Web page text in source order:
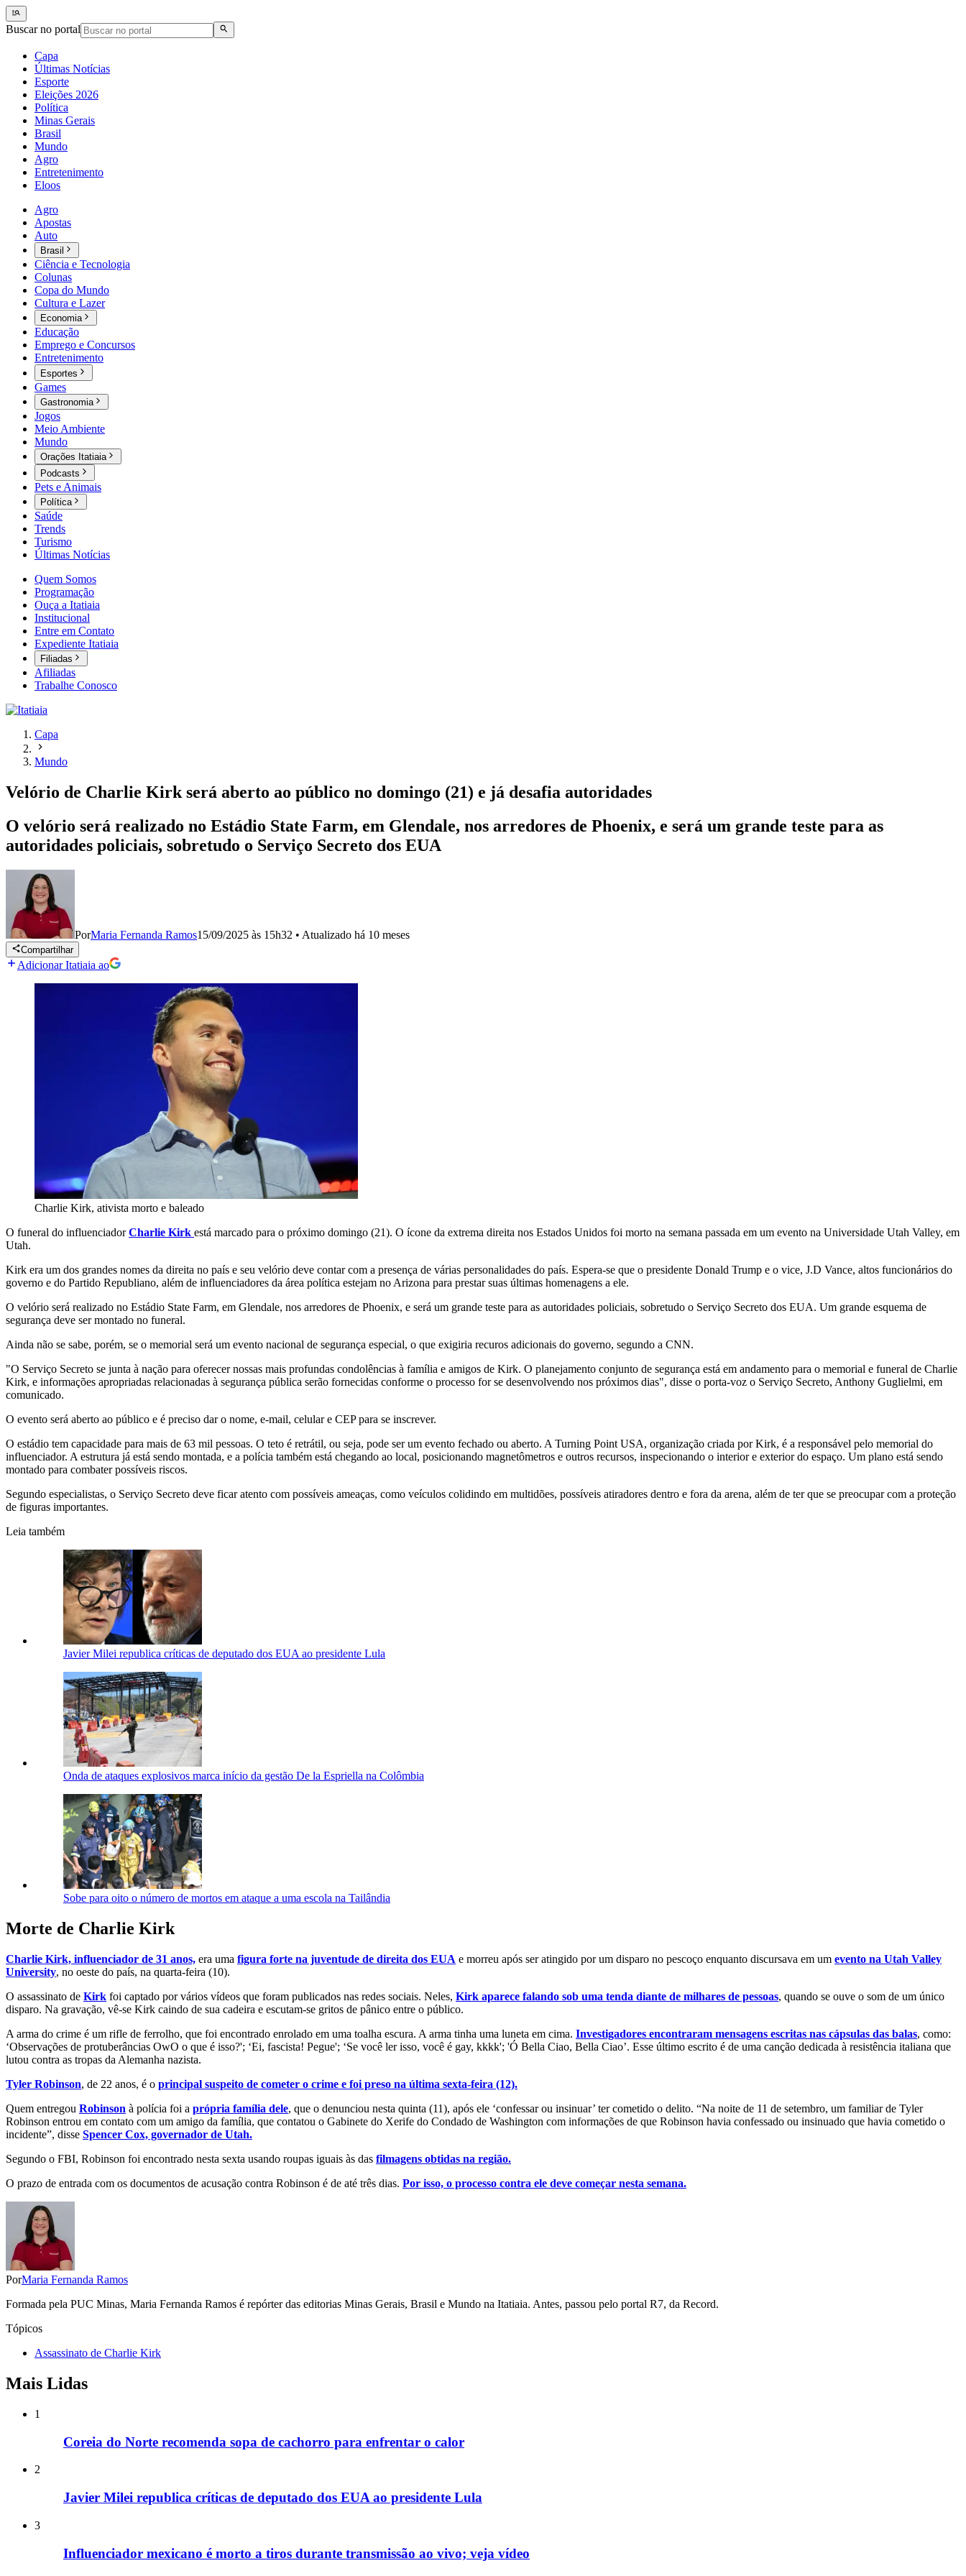
Buscar no portal
Capa
Últimas Notícias
Esporte
Eleições 2026
Política
Minas Gerais
Brasil
Mundo
Agro
Entretenimento
Eloos
Agro
Apostas
Auto
Brasil
Ciência e Tecnologia
Colunas
Copa do Mundo
Cultura e Lazer
Economia
Educação
Emprego e Concursos
Entretenimento
Esportes
Games
Gastronomia
Jogos
Meio Ambiente
Mundo
Orações Itatiaia
Podcasts
Pets e Animais
Política
Saúde
Trends
Turismo
Últimas Notícias
Quem Somos
Programação
Ouça a Itatiaia
Institucional
Entre em Contato
Expediente Itatiaia
Filiadas
Afiliadas
Trabalhe Conosco
Capa
Mundo
Velório de Charlie Kirk será aberto ao público no domingo (21) e já desafia autoridades
O velório será realizado no Estádio State Farm, em Glendale, nos arredores de Phoenix, e será um grande teste para as
autoridades policiais, sobretudo o Serviço Secreto dos EUA
PorMaria Fernanda Ramos15/09/2025 às 15h32 • Atualizado há 10 meses
Compartilhar
Adicionar Itatiaia ao
Charlie Kirk, ativista morto e baleado
O funeral do influenciadorCharlie Kirk está marcado para o próximo domingo (21). O ícone da extrema direita nos Estados Unidos foi morto na semana passada em um evento na Universidade Utah Valley, em
Utah.
Kirk era um dos grandes nomes da direita no país e seu velório deve contar com a presença de várias personalidades do país. Espera-se que o presidente Donald Trump e o vice, J.D Vance, altos funcionários do
governo e do Partido Republiano, além de influenciadores da área política estejam no Arizona para prestar suas últimas homenagens a ele.
O velório será realizado no Estádio State Farm, em Glendale, nos arredores de Phoenix, e será um grande teste para as autoridades policiais, sobretudo o Serviço Secreto dos EUA. Um grande esquema de
segurança deve ser montado no funeral.
Ainda não se sabe, porém, se o memorial será um evento nacional de segurança especial, o que exigiria recuros adicionais do governo, segundo a CNN.
"O Serviço Secreto se junta à nação para oferecer nossas mais profundas condolências à família e amigos de Kirk. O planejamento conjunto de segurança está em andamento para o memorial e funeral de Charlie
Kirk, e informações apropriadas relacionadas à segurança pública serão fornecidas conforme o processo for se desenvolvendo nos próximos dias", disse o porta-voz o Serviço Secreto, Anthony Guglielmi, em
comunicado.
O evento será aberto ao público e é preciso dar o nome, e-mail, celular e CEP para se inscrever.
O estádio tem capacidade para mais de 63 mil pessoas. O teto é retrátil, ou seja, pode ser um evento fechado ou aberto. A Turning Point USA, organização criada por Kirk, é a responsável pelo memorial do
influenciador. A estrutura já está sendo montada, e a polícia também está chegando ao local, posicionando magnetômetros e outros recursos, inspecionando o interior e exterior do espaço. Um plano está sendo
montado para combater possíveis riscos.
Segundo especialistas, o Serviço Secreto deve ficar atento com possíveis ameaças, como veículos colidindo em multidões, possíveis atiradores dentro e fora da arena, além de ter que se preocupar com a proteção
de figuras importantes.
Leia também
Javier Milei republica críticas de deputado dos EUA ao presidente Lula
Onda de ataques explosivos marca início da gestão De la Espriella na Colômbia
Sobe para oito o número de mortos em ataque a uma escola na Tailândia
Morte de Charlie Kirk
Charlie Kirk, influenciador de 31 anos, era uma figura forte na juventude de direita dos EUA e morreu após ser atingido por um disparo no pescoço enquanto discursava em um evento na Utah Valley
University, no oeste do país, na quarta-feira (10).
O assassinato de Kirk foi captado por vários vídeos que foram publicados nas redes sociais. Neles, Kirk aparece falando sob uma tenda diante de milhares de pessoas, quando se ouve o som de um único
disparo. Na gravação, vê-se Kirk caindo de sua cadeira e escutam-se gritos de pânico entre o público.
A arma do crime é um rifle de ferrolho, que foi encontrado enrolado em uma toalha escura. A arma tinha uma luneta em cima. Investigadores encontraram mensagens escritas nas cápsulas das balas, como:
‘Observações de protuberâncias OwO o que é isso?'; ‘Ei, fascista! Pegue'; ‘Se você ler isso, você é gay, kkkk'; 'Ó Bella Ciao, Bella Ciao’. Esse último escrito é de uma canção dedicada à resistência italiana que
lutou contra as tropas da Alemanha nazista.
Tyler Robinson, de 22 anos, é o principal suspeito de cometer o crime e foi preso na última sexta-feira (12).
Quem entregou Robinson à polícia foi a própria família dele, que o denunciou nesta quinta (11), após ele ‘confessar ou insinuar’ ter cometido o delito. “Na noite de 11 de setembro, um familiar de Tyler
Robinson entrou em contato com um amigo da família, que contatou o Gabinete do Xerife do Condado de Washington com informações de que Robinson havia confessado ou insinuado que havia cometido o
incidente”, disse Spencer Cox, governador de Utah.
Segundo o FBI, Robinson foi encontrado nesta sexta usando roupas iguais às das filmagens obtidas na região.
O prazo de entrada com os documentos de acusação contra Robinson é de até três dias. Por isso, o processo contra ele deve começar nesta semana.
PorMaria Fernanda Ramos
Formada pela PUC Minas, Maria Fernanda Ramos é repórter das editorias Minas Gerais, Brasil e Mundo na Itatiaia. Antes, passou pelo portal R7, da Record.
Tópicos
Assassinato de Charlie Kirk
Mais Lidas
1
Coreia do Norte recomenda sopa de cachorro para enfrentar o calor
2
Javier Milei republica críticas de deputado dos EUA ao presidente Lula
3
Influenciador mexicano é morto a tiros durante transmissão ao vivo; veja vídeo